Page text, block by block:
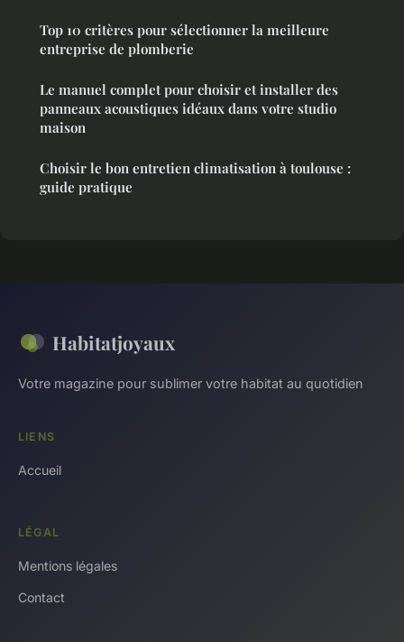
Top 10 critères pour sélectionner la meilleure
entreprise de plomberie
Le manuel complet pour choisir et installer des
panneaux acoustiques idéaux dans votre studio
maison
Choisir le bon entretien climatisation à toulouse :
guide pratique
Habitatjoyaux
Votre magazine pour sublimer votre habitat au quotidien
LIENS
Accueil
LÉGAL
Mentions légales
Contact